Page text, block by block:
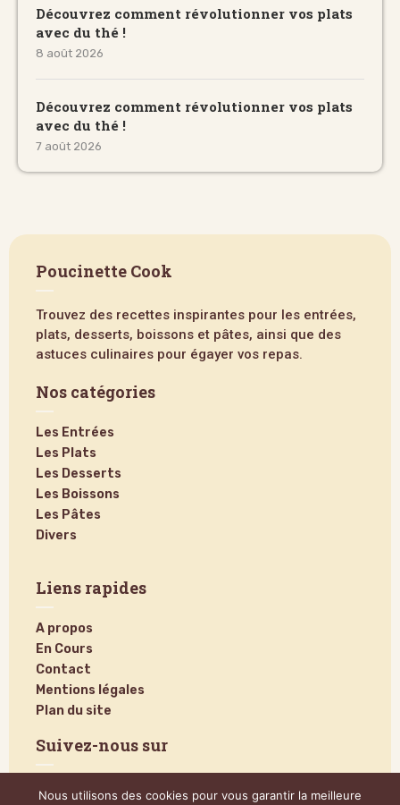
Découvrez comment révolutionner vos plats
avec du thé !
8 août 2026
Découvrez comment révolutionner vos plats
avec du thé !
7 août 2026
Poucinette Cook
Trouvez des recettes inspirantes pour les entrées,
plats, desserts, boissons et pâtes, ainsi que des
astuces culinaires pour égayer vos repas.
Nos catégories
Les Entrées
Les Plats
Les Desserts
Les Boissons
Les Pâtes
Divers
Liens rapides
A propos
En Cours
Contact
Mentions légales
Plan du site
Suivez-nous sur
Nous utilisons des cookies pour vous garantir la meilleure